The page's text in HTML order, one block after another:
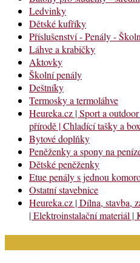
Ledvinky
Dětské kufříky
Příslušenství - Penály -
Láhve a krabičky
Aktovky
Školní penály
Deštníky
Termosky a termoláhve
Heureka.cz | Sport a
přírodě | Chladící tašky a
Bytové doplňky
Peněženky a spony na
Dětské peněženky
Etue penály s jednou
Ostatní stavebnice
Heureka.cz | Dílna, stavba,
| Elektroinstalační materiál |